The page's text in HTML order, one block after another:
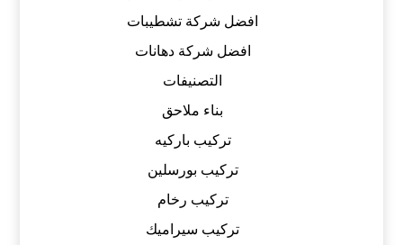
افضل شركة تشطيبات
افضل شركة دهانات
التصنيفات
بناء ملاحق
تركيب باركيه
تركيب بورسلين
تركيب رخام
تركيب سيراميك